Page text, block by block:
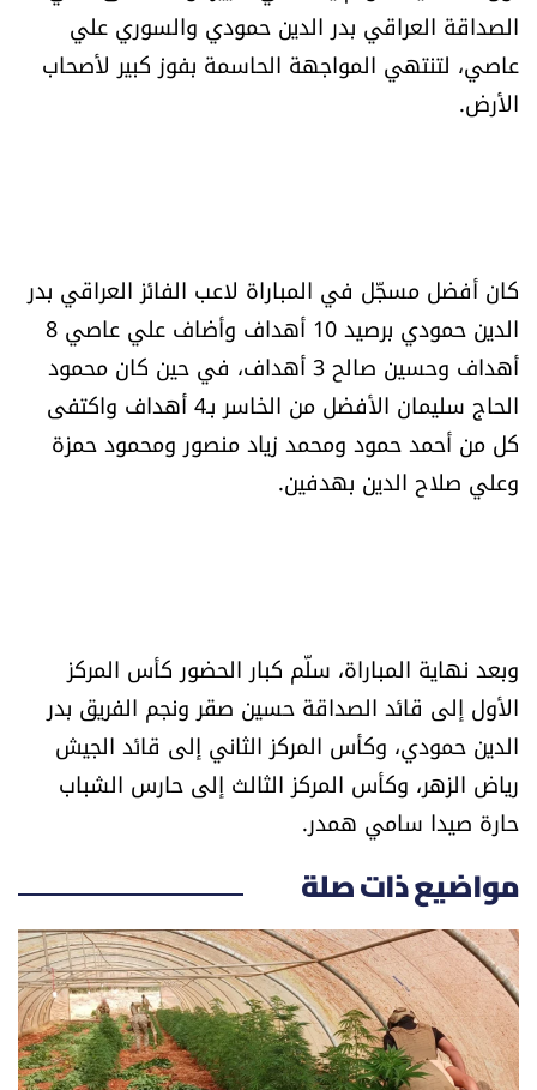
فيديو
شروط الإشتراك
Digital solutions by
الصداقة العراقي بدر الدين حمودي والسوري علي
عاصي، لتنتهي المواجهة الحاسمة بفوز كبير لأصحاب
الأرض.
كان أفضل مسجّل في المباراة لاعب الفائز العراقي بدر
الدين حمودي برصيد 10 أهداف وأضاف علي عاصي 8
أهداف وحسين صالح 3 أهداف، في حين كان محمود
الحاج سليمان الأفضل من الخاسر بـ4 أهداف واكتفى
كل من أحمد حمود ومحمد زياد منصور ومحمود حمزة
وعلي صلاح الدين بهدفين.
وبعد نهاية المباراة، سلّم كبار الحضور كأس المركز
الأول إلى قائد الصداقة حسين صقر ونجم الفريق بدر
الدين حمودي، وكأس المركز الثاني إلى قائد الجيش
رياض الزهر، وكأس المركز الثالث إلى حارس الشباب
حارة صيدا سامي همدر.
مواضيع ذات صلة